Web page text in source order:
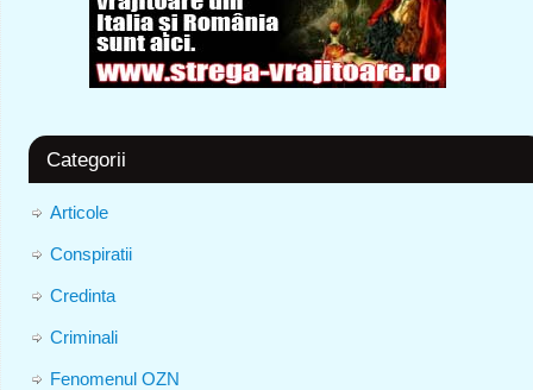
Categorii
Articole
Conspiratii
Credinta
Criminali
Fenomenul OZN